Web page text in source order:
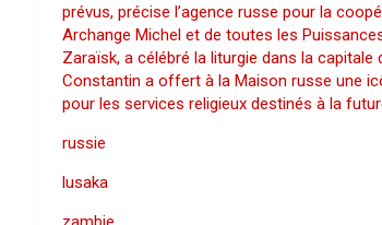
prévus, précise l’agence russe pour la
Archange Michel et de toutes les
Zaraïsk, a célébré la liturgie dans la
Constantin a offert à la Maison russe une
pour les services religieux destinés à la
russie
lusaka